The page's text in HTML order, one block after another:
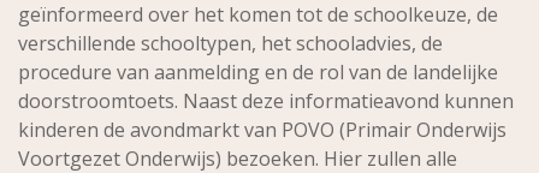
geïnformeerd over het komen tot de schoolkeuze, de
verschillende schooltypen, het schooladvies, de
procedure van aanmelding en de rol van de landelijke
doorstroomtoets. Naast deze informatieavond kunnen
kinderen de avondmarkt van POVO (Primair Onderwijs
Voortgezet Onderwijs) bezoeken. Hier zullen alle